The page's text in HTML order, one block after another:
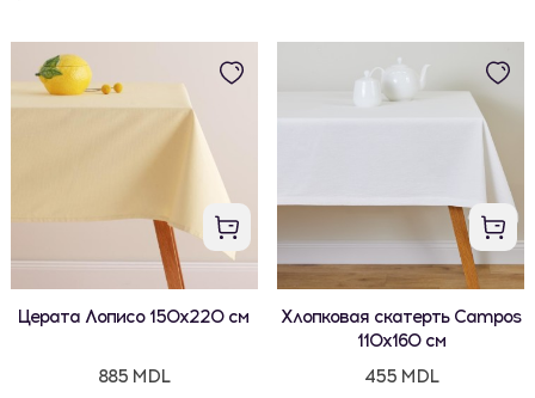
Церата Лописо 150x220 см
885 MDL
Хлопковая скатерть Campos
110x160 см
455 MDL